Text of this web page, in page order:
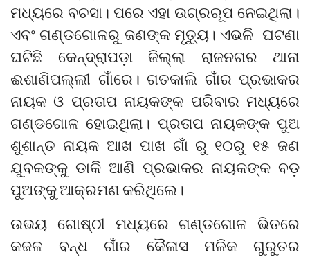
ମଧ୍ୟରେ ବଚସା। ପରେ ଏହା ଉଗ୍ରରୂପ ନେଇଥିଲା।
ଏବଂ ଗଣ୍ଡଗୋଳରୁ ଜଣଙ୍କ ମୃତ୍ୟୁ। ଏଭଳି ଘଟଣା
ଘଟିଛି କେନ୍ଦ୍ରାପଡ଼ା ଜିଲ୍ଲା ରାଜନଗର ଥାନା
ଈଶାଣିପଲ୍ଲୀ ଗାଁରେ। ଗତକାଲି ଗାଁର ପ୍ରଭାକର
ନାୟକ ଓ ପ୍ରତାପ ନାୟକଙ୍କ ପରିବାର ମଧ୍ୟରେ
ଗଣ୍ଡଗୋଳ ହୋଇଥିଲା। ପ୍ରତାପ ନାୟକଙ୍କ ପୁଅ
ଶୁଶାନ୍ତ ନାୟକ ଆଖ ପାଖ ଗାଁ ରୁ ୧୦ରୁ ୧୫ ଜଣ
ଯୁବକଙ୍କୁ ଡାକି ଆଣି ପ୍ରଭାକର ନାୟକଙ୍କ ବଡ଼
ପୁଅଙ୍କୁ ଆକ୍ରମଣ କରିଥିଲେ।
ଉଭୟ ଗୋଷ୍ଠୀ ମଧ୍ୟରେ ଗଣ୍ଡଗୋଳ ଭିତରେ
କଜଳ ବନ୍ଧ ଗାଁର କୈଳାସ ମଳିକ ଗୁରୁତର